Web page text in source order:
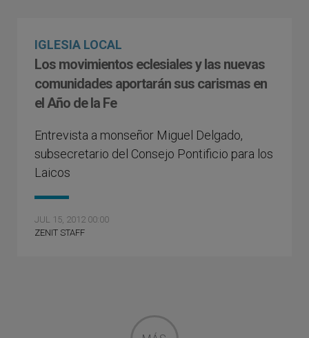
IGLESIA LOCAL
Los movimientos eclesiales y las nuevas
comunidades aportarán sus carismas en
el Año de la Fe
Entrevista a monseñor Miguel Delgado,
subsecretario del Consejo Pontificio para los
Laicos
JUL 15, 2012 00:00
ZENIT STAFF